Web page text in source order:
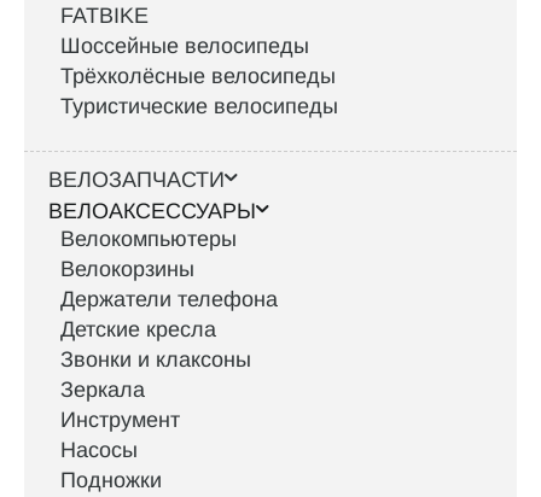
FATBIKE
Шоссейные велосипеды
Трёхколёсные велосипеды
Туристические велосипеды
ВЕЛОЗАПЧАСТИ
ВЕЛОАКСЕССУАРЫ
Велокомпьютеры
Велокорзины
Держатели телефона
Детские кресла
Звонки и клаксоны
Зеркала
Инструмент
Насосы
Подножки